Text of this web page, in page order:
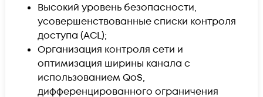
Высокий уровень безопасности,
усoвершенствованные списки контроля
доступа (ACL);
Организация контроля сети и
оптимизация ширины канала с
использованием QoS,
дифференцированного ограничения